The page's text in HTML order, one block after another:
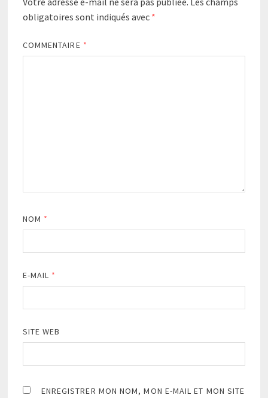
obligatoires sont indiqués avec *
COMMENTAIRE *
NOM *
E-MAIL *
SITE WEB
ENREGISTRER MON NOM, MON E-MAIL ET MON SITE